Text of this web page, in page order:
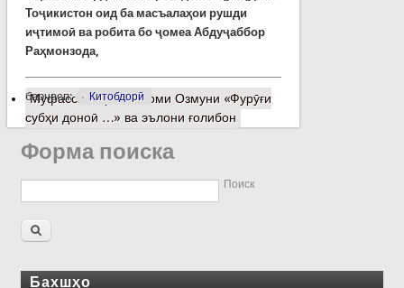
Тоҷикистон оид ба масъалаҳои рушди
иҷтимоӣ ва робита бо ҷомеа Абдуҷаббор
Раҳмонзода,
барчасп: Китобдорӣ
Муфассалтаро Анҷоми Озмуни «Фурӯғи
субҳи доноӣ …» ва эълони ғолибон
Форма поиска
Поиск
Бахшҳо